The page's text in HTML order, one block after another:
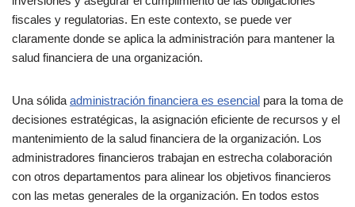
fiscales y regulatorias. En este contexto, se puede ver
claramente donde se aplica la administración para mantener la
salud financiera de una organización.
Una sólida administración financiera es esencial para la toma de
decisiones estratégicas, la asignación eficiente de recursos y el
mantenimiento de la salud financiera de la organización. Los
administradores financieros trabajan en estrecha colaboración
con otros departamentos para alinear los objetivos financieros
con las metas generales de la organización. En todos estos